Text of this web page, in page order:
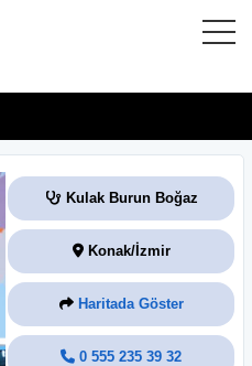
Kulak Burun Boğaz
Konak/İzmir
Haritada Göster
0 555 235 39 32